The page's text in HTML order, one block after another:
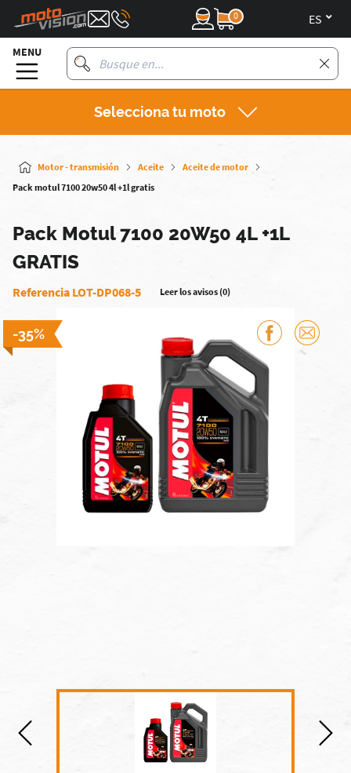
0
MENU
Selecciona tu moto
Motor - transmisión Aceite
Aceite de motor
Pack motul 7100 20w50 4l +1l gratis
Pack Motul 7100 20W50 4L +1L
GRATIS
Referencia LOT-DP068-5 Leer los avisos (0)
-35%